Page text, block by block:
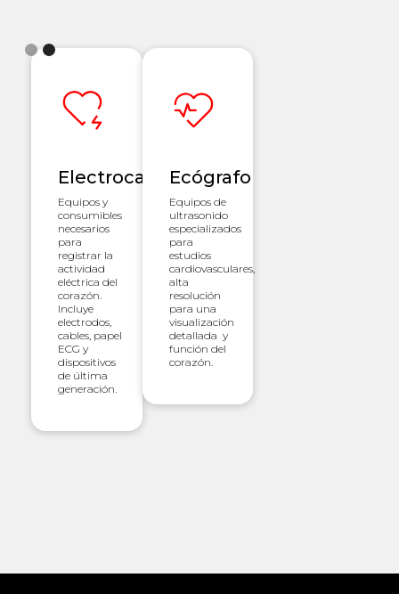
Electrocardiograma
Equipos y
consumibles
necesarios
para
registrar la
actividad
eléctrica del
corazón.
Incluye
electrodos,
cables, papel
ECG y
dispositivos
de última
generación.
Ecógrafo
Equipos de
ultrasonido
especializados
para
estudios
cardiovasculares,
alta
resolución
para una
visualización
detallada y
función del
corazón.